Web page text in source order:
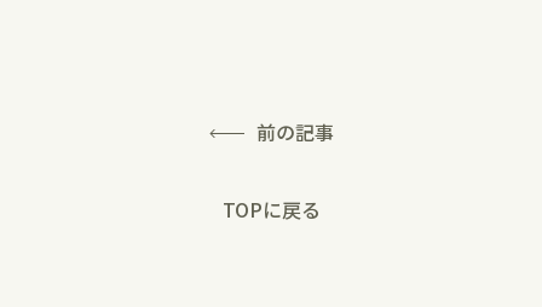
前の記事
TOPに戻る